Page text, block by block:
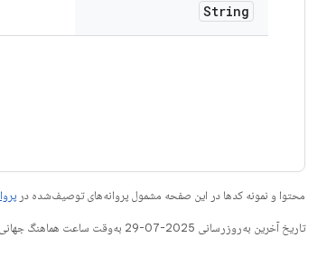
String
محتوا و نمونه کدها در این صفحه مشمول پروانه‌های توصیف‌شده در
تاریخ آخرین به‌روزرسانی 2025-07-29 به‌وقت ساعت هماهنگ جهانی.